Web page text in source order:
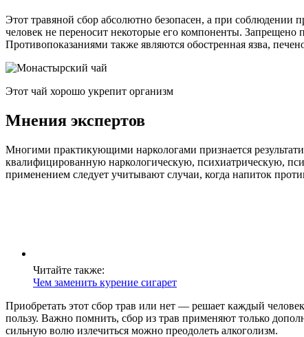
Этот травяной сбор абсолютно безопасен, а при соблюдении
человек не переносит некоторые его компоненты.
Противопоказаниями также являются обостренная язва,
Этот чай хорошо укрепит организм
Мнения экспертов
Многими практикующими наркологами признается
квалифицированную наркологическую, психиатрическую,
применением следует учитывают случаи, когда напиток
Читайте также:
Чем заменить курение сигарет
Приобретать этот сбор трав или нет — решает каждый
пользу. Важно помнить, сбор из трав применяют только
сильную волю излечиться можно преодолеть алкоголизм.